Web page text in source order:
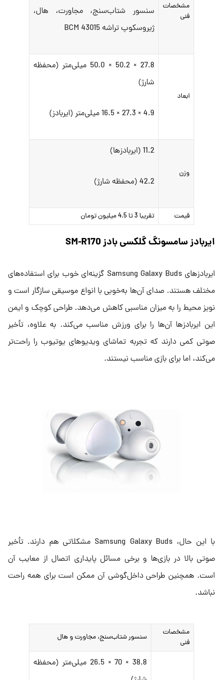
مشخصات
فنی
سنسور شتاب‌سنج، مجاورت، هال،
ژیروسکوپ تراشه BCM 43015
ابعاد
27.8 × 50.2 × 50.0 میلی‌‌متر (محفظه
شارژ)
4.9 × 27.3 × 16.5 میلی‌‌متر (ایربادز)
وزن
11.2 (ایربادزها)
42.2 (محفظه شارژ)
قیمت تقریبا 3 تا 4.5 میلیون تومان
ایربادز سامسونگ گلکسی بادز SM-R170
ایربادزهای Samsung Galaxy Buds گزینه‌ای خوب برای استفاده‌های
مختلف هستند. صدای آن‌ها به‌خوبی با انواع موسیقی سازگار است و
نویز محیط را به میزان مناسبی کاهش می‌دهد. طراحی کوچک و ایمن
این ایربادزها آن‌ها را برای ورزش مناسب می‌کند. به علاوه، تأخیر
صوتی کمی دارند که تجربه تماشای ویدیوهای یوتیوب را راحت‌تر
می‌کند، اما برای بازی مناسب نیستند.
با این حال، Samsung Galaxy Buds مشکلاتی هم دارند. تأخیر
صوتی بالا در بازی‌ها و برخی مسائل پایداری اتصال از معایب آن‌
است. همچنین طراحی داخل‌گوشی آن ممکن است برای همه راحت
نباشد.
مشخصات
فنی
سنسور شتاب‌سنج، مجاورت و هال
38.8 × 70 × 26.5 میلی‌‌متر (محفظه